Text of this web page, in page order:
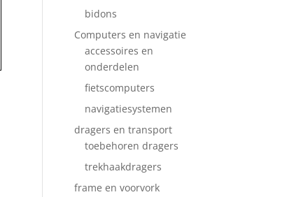
bidons
Computers en navigatie
accessoires en
onderdelen
fietscomputers
navigatiesystemen
dragers en transport
toebehoren dragers
trekhaakdragers
frame en voorvork